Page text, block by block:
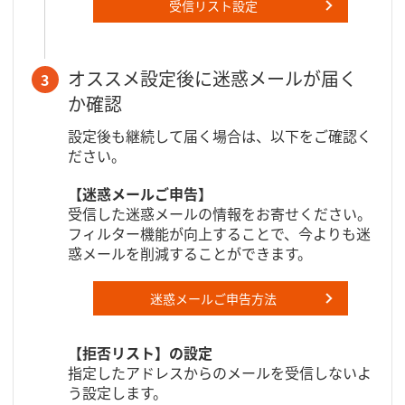
受信リスト設定
3
オススメ設定後に迷惑メールが届く
か確認
設定後も継続して届く場合は、以下をご確認く
ださい。
【迷惑メールご申告】
受信した迷惑メールの情報をお寄せください。
フィルター機能が向上することで、今よりも迷
惑メールを削減することができます。
迷惑メールご申告方法
【拒否リスト】の設定
指定したアドレスからのメールを受信しないよ
う設定します。